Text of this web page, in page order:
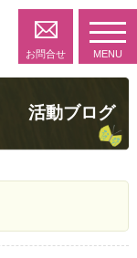
お問合せ MENU
活動ブログ